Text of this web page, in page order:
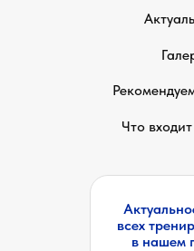
Что
всех
в нашем